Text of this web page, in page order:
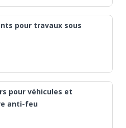
pour travaux sous
pour véhicules et
anti-feu